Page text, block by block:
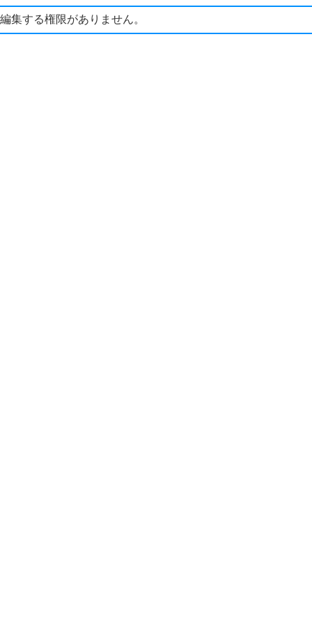
編集する権限がありません。